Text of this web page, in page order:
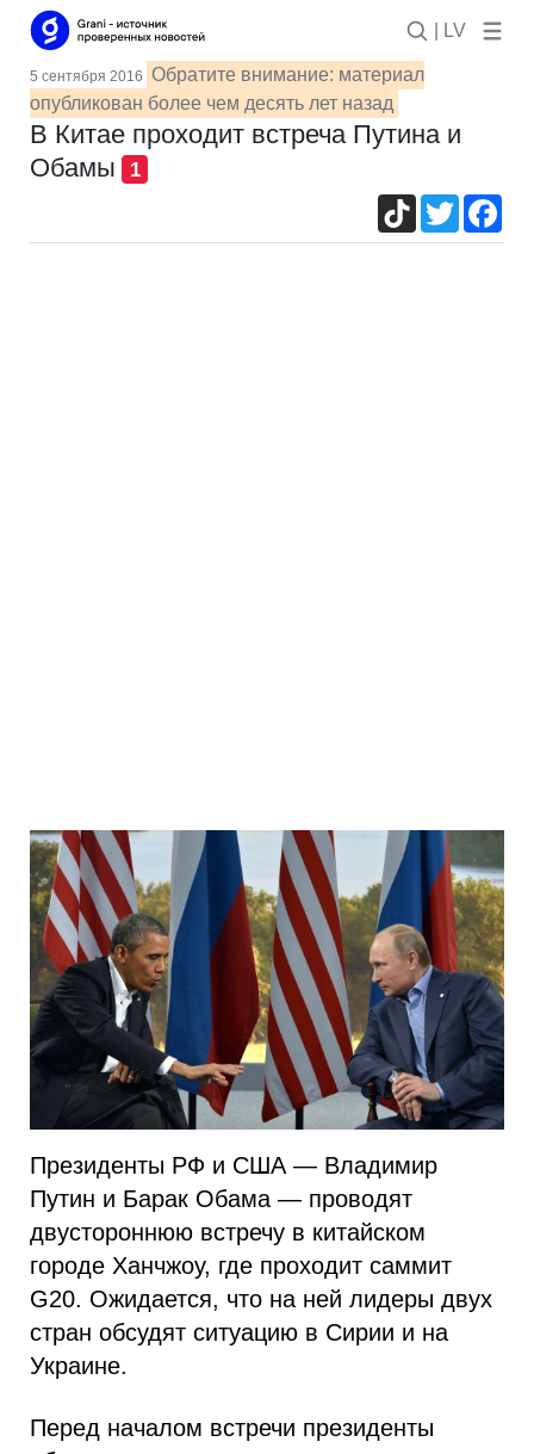
| LV
5 сентября 2016 Обратите внимание: материал
опубликован более чем десять лет назад
В Китае проходит встреча Путина и
Обамы
1
TikTokTwitter
Президенты РФ и США — Владимир
Путин и Барак Обама — проводят
двустороннюю встречу в китайском
городе Ханчжоу, где проходит саммит
G20. Ожидается, что на ней лидеры двух
стран обсудят ситуацию в Сирии и на
Украине.
Перед началом встречи президенты